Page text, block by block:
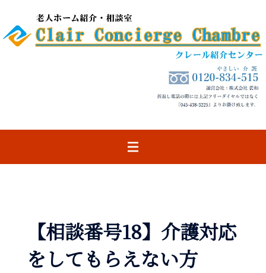
テ
プ
【相談番号18】介護対応
をしてもらえない方